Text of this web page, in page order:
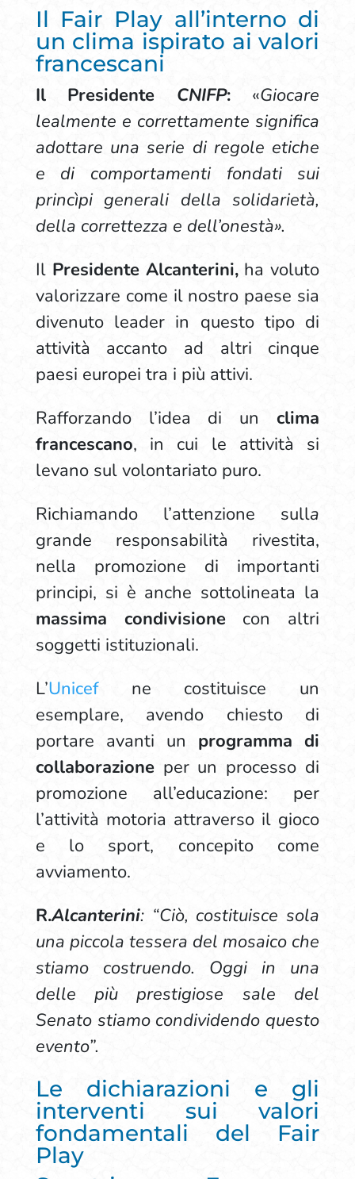
Il Fair Play all’interno di
un clima ispirato ai valori
francescani
Il Presidente CNIFP:«Giocare
lealmente e correttamente significa
adottare una serie di regole etiche
e di comportamenti fondati sui
princìpi generali della solidarietà,
della correttezza e dell’onestà».
Il Presidente Alcanterini,ha voluto
valorizzare come il nostro paese sia
divenuto leader in questo tipo di
attività accanto ad altri cinque
paesi europei tra i più attivi.
Rafforzando l’idea di unclima
francescano, in cui le attività si
levano sul volontariato puro.
Richiamando l’attenzione sulla
grande responsabilità rivestita,
nella promozione di importanti
principi, si è anche sottolineata la
massima condivisione con altri
soggetti istituzionali.
L’Unicef
ne costituisce un
esemplare, avendo chiesto di
portare avanti un programma di
collaborazioneper un processo di
promozione all’educazione: per
l’attività motoria attraverso il gioco
e lo sport, concepito come
avviamento.
R.Alcanterini: “Ciò, costituisce sola
una piccola tessera del mosaico che
stiamo costruendo.
Oggi in una
delle più prestigiose sale del
Senato stiamo condividendo questo
evento”.
Le dichiarazioni e gli
interventi sui valori
fondamentali del Fair
Play